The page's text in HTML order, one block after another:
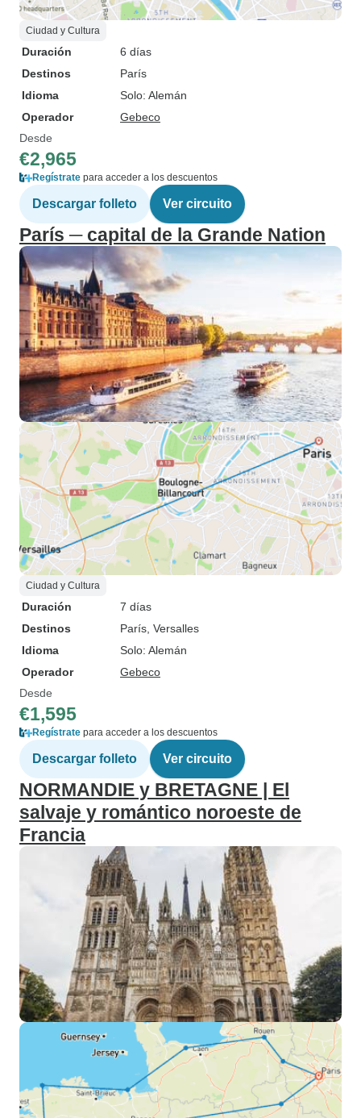
Ciudad y Cultura
Duración
6 días
Destinos
París
Idioma
Solo: Alemán
Operador
Gebeco
Desde
€2,965
Regístrate para acceder a los descuentos
Descargar folleto Ver circuito
París ─ capital de la Grande Nation
Ciudad y Cultura
Duración
7 días
Destinos
París , Versalles
Idioma
Solo: Alemán
Operador
Gebeco
Desde
€1,595
Regístrate para acceder a los descuentos
Descargar folleto Ver circuito
NORMANDIE y BRETAGNE | El
salvaje y romántico noroeste de
Francia